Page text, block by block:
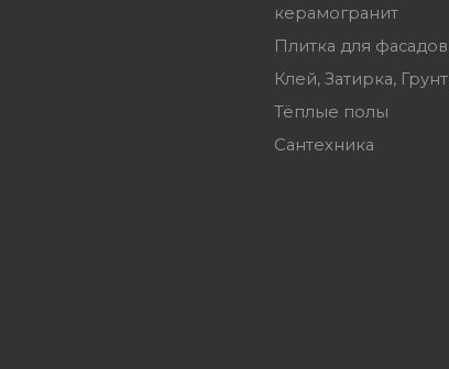
керамогранит
Плитка для фасадов
Клей, Затирка, Грунт
Тёплые полы
Сантехника